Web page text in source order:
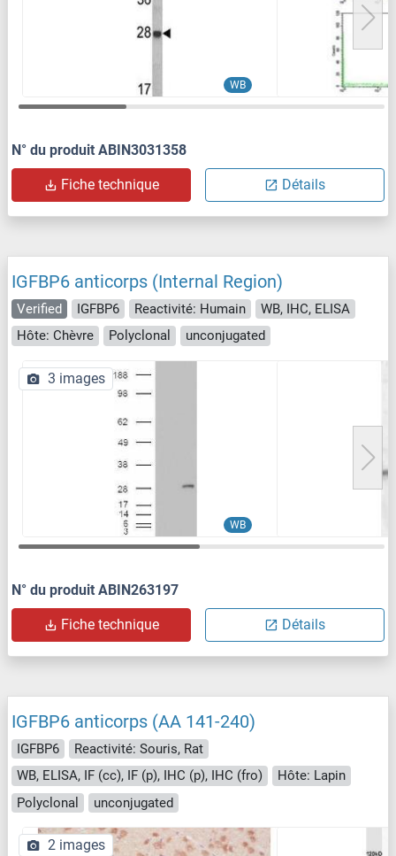
WB
N° du produit ABIN3031358
Fiche technique Détails
IGFBP6 anticorps (Internal Region)
Verified IGFBP6 Reactivité: Humain
WB, IHC, ELISA
Hôte: Chèvre
Polyclonal unconjugated
WB
3 images
N° du produit ABIN263197
Fiche technique Détails
IGFBP6 anticorps (AA 141-240)
IGFBP6
Reactivité: Souris, Rat
WB, ELISA, IF (cc), IF (p), IHC (p), IHC (fro)
Hôte: Lapin
Polyclonal
unconjugated
2 images